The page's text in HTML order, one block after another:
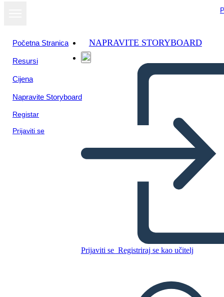
Početna Stranica
Resursi
Cijena
Napravite Storyboard
Registar
Prijaviti se
NAPRAVITE STORYBOARD
Prijaviti se Registriraj se kao učitelj
ציר הרשות המחוקקת
IZRADITE PLOČU SCENARIJA